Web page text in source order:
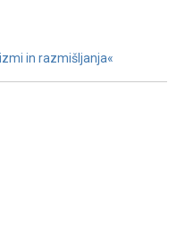
in razmišljanja«